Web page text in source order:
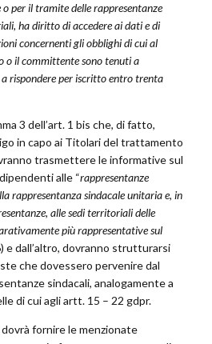
per il tramite delle rappresentanze
ha diritto di accedere ai dati e di
concernenti gli obblighi di cui al
o il committente sono tenuti a
rispondere per iscritto entro trenta
3 dell’art. 1 bis che, di fatto,
in capo ai Titolari del trattamento
trasmettere le informative sul
alle “rappresentanze
rappresentanza sindacale unitaria e, in
alle sedi territoriali delle
più rappresentative sul
e dall’altro, dovranno strutturarsi
che dovessero pervenire dal
sindacali, analogamente a
di cui agli artt. 15 – 22 gdpr.
fornire le menzionate